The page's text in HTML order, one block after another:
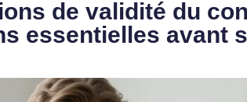
de validité du
essentielles avant